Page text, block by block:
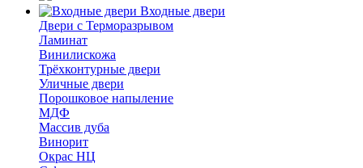
Входные двери
Двери с Терморазрывом
Ламинат
Винилискожа
Трёхконтурные двери
Уличные двери
Порошковое напыление
МДФ
Массив дуба
Винорит
Окрас НЦ